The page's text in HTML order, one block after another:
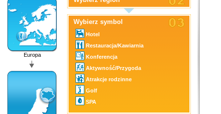
Europa
Wybierz symbol
Hotel
Restauracja/Kawiarnia
Konferencja
Aktywność/Przygoda
Atrakcje rodzinne
Golf
SPA